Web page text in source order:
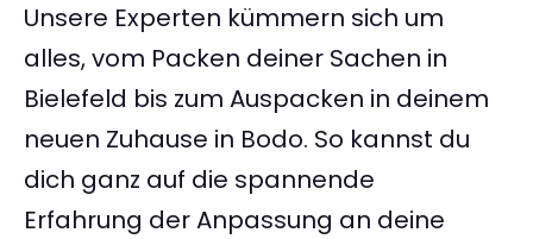
Unsere Experten kümmern sich um
alles, vom Packen deiner Sachen in
Bielefeld bis zum Auspacken in deinem
neuen Zuhause in Bodo. So kannst du
dich ganz auf die spannende
Erfahrung der Anpassung an deine